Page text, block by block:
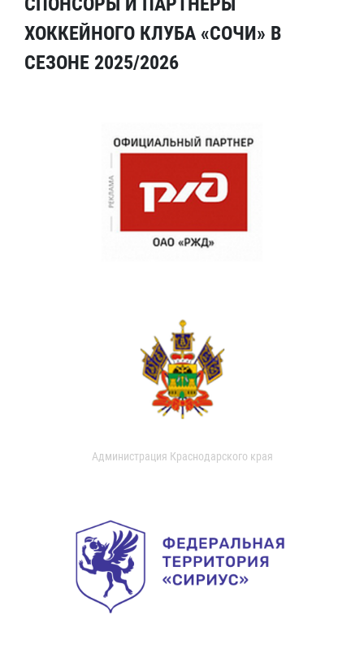
ХОККЕЙНОГО КЛУБА «СОЧИ» В
СЕЗОНЕ 2025/2026
Администрация Краснодарского края